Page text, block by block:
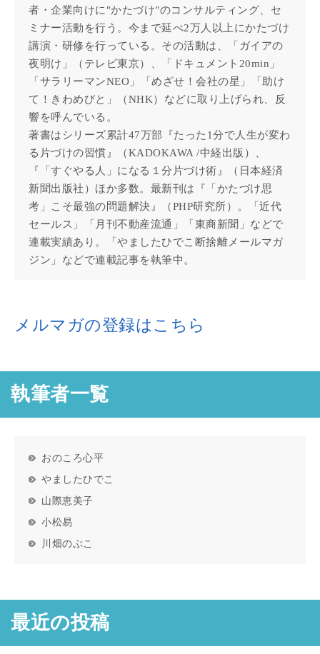
者・企業向けに"かたづけ"のコンサルティング、セ
ミナー活動を行う。今まで延べ2万人以上にかたづけ
講演・研修を行っている。その活動は、「ガイアの
夜明け」（テレビ東京）、「ドキュメント20min」
「サラリーマンNEO」「めざせ！会社の星」「助け
て！きわめびと」（NHK）などに取り上げられ、反
響を呼んでいる。
著書はシリーズ累計47万部『たった1分で人生が変わ
る片づけの習慣』（KADOKAWA /中経出版）、
『「すぐやる人」になる１分片づけ術』（日本経済
新聞出版社）ほか多数。最新刊は『「かたづけ思
考」こそ最強の問題解決』（PHP研究所）。「近代
セールス」「月刊不動産流通」「東商新聞」などで
連載実績あり。「やましたひでこ断捨離メールマガ
ジン」などで連載記事を執筆中。
メルマガの登録はこちら
執筆者一覧
おのころ心平
やましたひでこ
山際恵美子
小松易
川畑のぶこ
最近の投稿